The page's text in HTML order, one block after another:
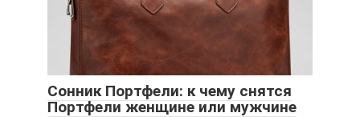
Сонник Портфели: к чему снятся
Портфели женщине или мужчине